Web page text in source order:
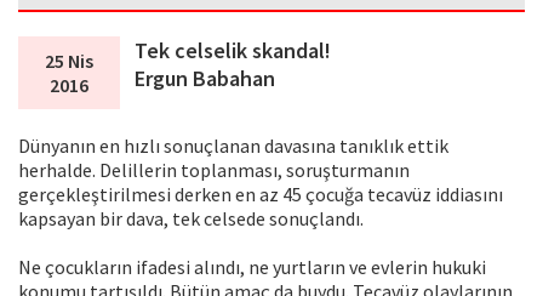
25 Nis
2016
Tek celselik skandal!
Ergun Babahan
Dünyanın en hızlı sonuçlanan davasına tanıklık ettik
herhalde. Delillerin toplanması, soruşturmanın
gerçekleştirilmesi derken en az 45 çocuğa tecavüz iddiasını
kapsayan bir dava, tek celsede sonuçlandı.
Ne çocukların ifadesi alındı, ne yurtların ve evlerin hukuki